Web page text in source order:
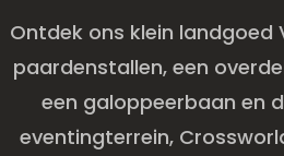
Ontdek ons klein landgoed
paardenstallen, een
een galoppeerbaan en
eventingterrein,